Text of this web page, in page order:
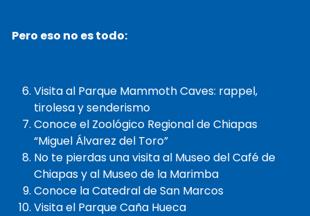
Pero eso no es todo:
Visita al Parque Mammoth Caves: rappel,
tirolesa y senderismo
Conoce el Zoológico Regional de Chiapas
“Miguel Álvarez del Toro”
No te pierdas una visita al Museo del Café de
Chiapas y al Museo de la Marimba
Conoce la Catedral de San Marcos
Visita el Parque Caña Hueca